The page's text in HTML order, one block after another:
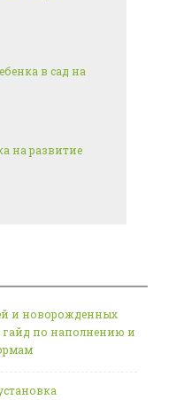
в сад на
на развитие
и новорожденных
гайд по наполнению и